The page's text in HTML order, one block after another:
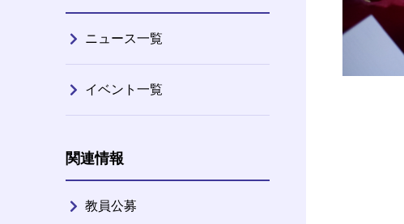
ニュース一覧
イベント一覧
関連情報
教員公募